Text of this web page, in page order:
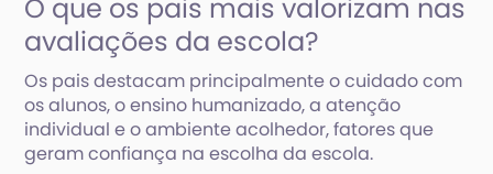
O que os pais mais valorizam nas
avaliações da escola?
Os pais destacam principalmente o cuidado com
os alunos, o ensino humanizado, a atenção
individual e o ambiente acolhedor, fatores que
geram confiança na escolha da escola.